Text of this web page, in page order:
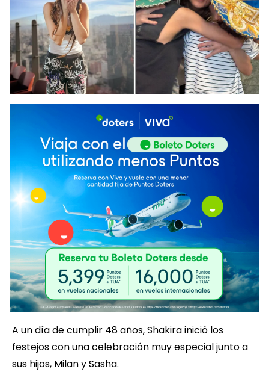
A un día de cumplir 48 años, Shakira inició los
festejos con una celebración muy especial junto a
sus hijos, Milan y Sasha.